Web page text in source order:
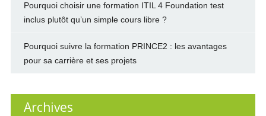
Pourquoi choisir une formation ITIL 4 Foundation test
inclus plutôt qu’un simple cours libre ?
Pourquoi suivre la formation PRINCE2 : les avantages
pour sa carrière et ses projets
Archives